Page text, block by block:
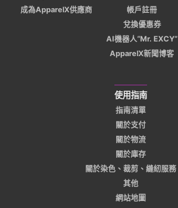
成為ApparelX供應商
帳戶註冊
兌換優惠券
AI機器人“Mr. EXCY”
ApparelX新聞博客
使用指南
指南清單
關於支付
關於物流
關於庫存
關於染色、裁剪、縫紉服務
其他
網站地圖